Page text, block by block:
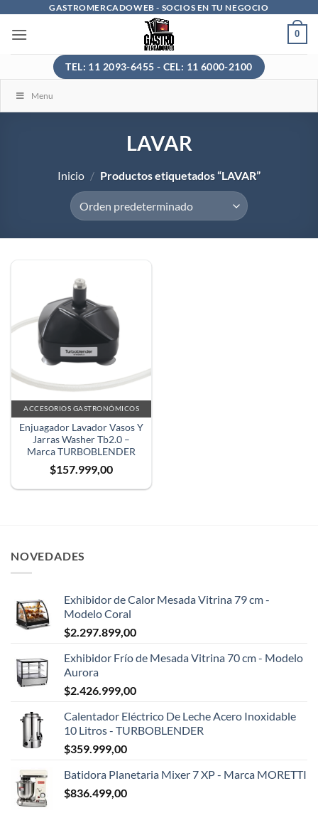
contenido
GASTROMERCADOWEB - SOCIOS EN TU NEGOCIO
0
TEL: 11 2093-6455 - CEL: 11 6000-2100
Menu
LAVAR
Inicio / Productos etiquetados “LAVAR”
ACCESORIOS GASTRONÓMICOS
Enjuagador Lavador Vasos Y
Jarras Washer Tb2.0 –
Marca TURBOBLENDER
$157.999,00
NOVEDADES
Exhibidor de Calor Mesada Vitrina 79 cm -
Modelo Coral
$2.297.899,00
Exhibidor Frío de Mesada Vitrina 70 cm - Modelo
Aurora
$2.426.999,00
Calentador Eléctrico De Leche Acero Inoxidable
10 Litros - TURBOBLENDER
$359.999,00
Batidora Planetaria Mixer 7 XP - Marca MORETTI
$836.499,00